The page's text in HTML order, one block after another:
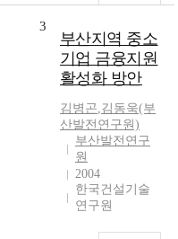
3
부산지역 중소
기업 금융지원
활성화 방안
김병곤,김동욱(부
산발전연구원)
부산발전연구
원
2004
한국건설기술
연구원